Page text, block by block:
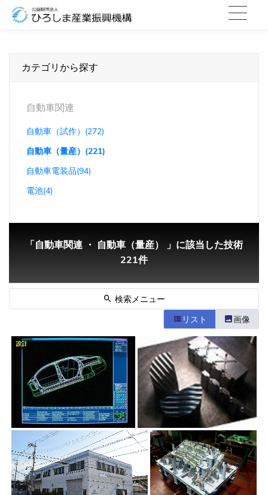
カテゴリから探す
自動車関連
自動車（試作）(272)
自動車（量産）(221)
自動車電装品(94)
電池(4)
「自動車関連 ・ 自動車（量産） 」に該当した技術
221件
検索メニュー
リスト
画像